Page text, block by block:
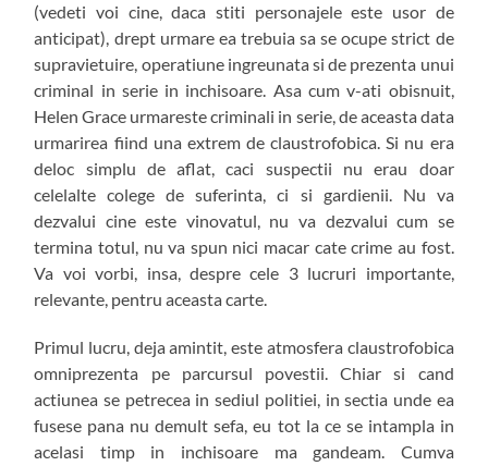
(vedeti voi cine, daca stiti personajele este usor de
anticipat), drept urmare ea trebuia sa se ocupe strict de
supravietuire, operatiune ingreunata si de prezenta unui
criminal in serie in inchisoare. Asa cum v-ati obisnuit,
Helen Grace urmareste criminali in serie, de aceasta data
urmarirea fiind una extrem de claustrofobica. Si nu era
deloc simplu de aflat, caci suspectii nu erau doar
celelalte colege de suferinta, ci si gardienii. Nu va
dezvalui cine este vinovatul, nu va dezvalui cum se
termina totul, nu va spun nici macar cate crime au fost.
Va voi vorbi, insa, despre cele 3 lucruri importante,
relevante, pentru aceasta carte.
Primul lucru, deja amintit, este atmosfera claustrofobica
omniprezenta pe parcursul povestii. Chiar si cand
actiunea se petrecea in sediul politiei, in sectia unde ea
fusese pana nu demult sefa, eu tot la ce se intampla in
acelasi timp in inchisoare ma gandeam. Cumva